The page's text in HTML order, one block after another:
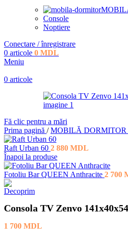
Console
Noptiere
Conectare / înregistrare
0 articole 0 MDL
Meniu
0 articole
Fă clic pentru a mări
Prima pagină / MOBILĂ DORMITOR
Raft Urban 60 2 880 MDL
Înapoi la produse
Fotoliu Bar QUEEN Anthracite 2 700
Consola TV Zenvo
1 700 MDL